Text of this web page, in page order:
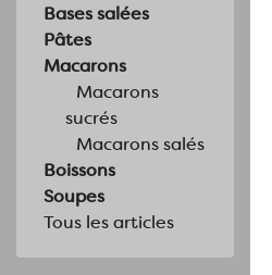
Bases salées
Pâtes
Macarons
Macarons
sucrés
Macarons salés
Boissons
Soupes
Tous les articles